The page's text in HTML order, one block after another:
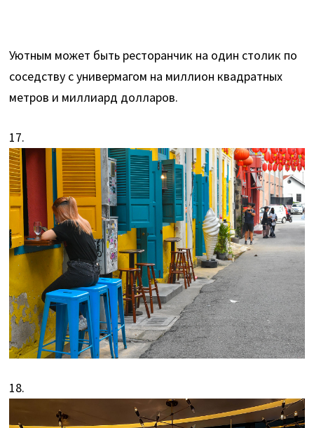
Уютным может быть ресторанчик на один столик по
соседству с универмагом на миллион квадратных
метров и миллиард долларов.
17.
18.